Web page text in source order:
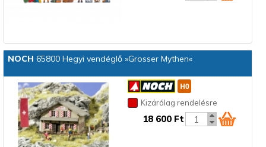
NOCH 65800 Hegyi vendéglő »Grosser Mythen«
Kizárólag rendelésre
18 600 Ft